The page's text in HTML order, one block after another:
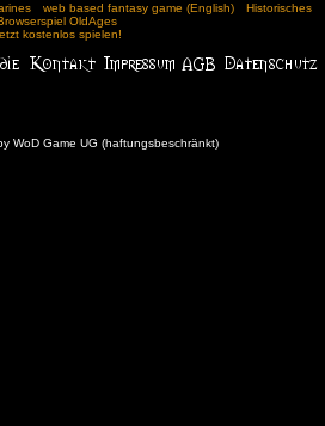
web based fantasy game (English)
Historisches
OldAges
kostenlos spielen!
WoD Game UG (haftungsbeschränkt)